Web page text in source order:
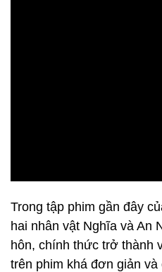
Trong tập phim gần đây
hai nhân vật Nghĩa và An
hôn, chính thức trở thành
trên phim khá đơn giản và